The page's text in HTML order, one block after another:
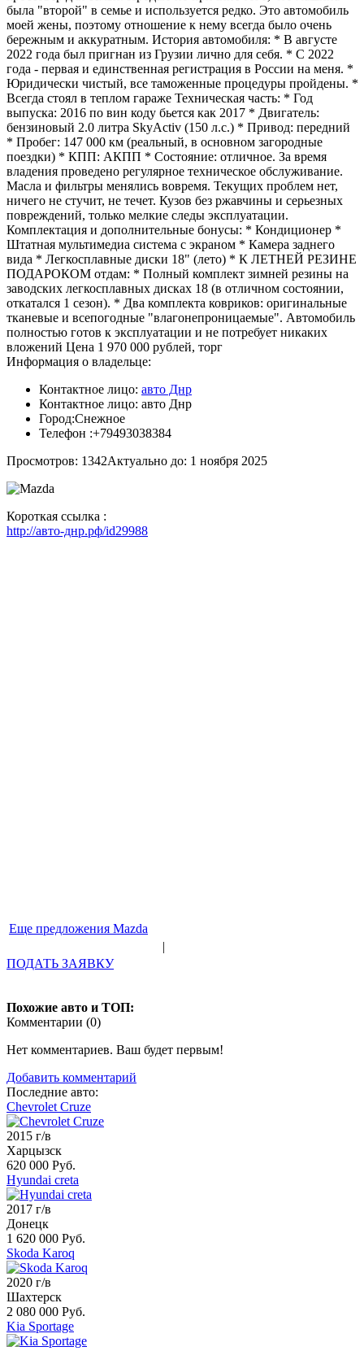
была "второй" в семье и используется редко. Это автомобиль
моей жены, поэтому отношение к нему всегда было очень
бережным и аккуратным. История автомобиля: * В августе
2022 года был пригнан из Грузии лично для себя. * С 2022
года - первая и единственная регистрация в России на меня. *
Юридически чистый, все таможенные процедуры пройдены. *
Всегда стоял в теплом гараже Техническая часть: * Год
выпуска: 2016 по вин коду бьется как 2017 * Двигатель:
бензиновый 2.0 литра SkyActiv (150 л.с.) * Привод: передний
* Пробег: 147 000 км (реальный, в основном загородные
поездки) * КПП: АКПП * Состояние: отличное. За время
владения проведено регулярное техническое обслуживание.
Масла и фильтры менялись вовремя. Текущих проблем нет,
ничего не стучит, не течет. Кузов без ржавчины и серьезных
повреждений, только мелкие следы эксплуатации.
Комплектация и дополнительные бонусы: * Кондиционер *
Штатная мультимедиа система с экраном * Камера заднего
вида * Легкосплавные диски 18" (лето) * К ЛЕТНЕЙ РЕЗИНЕ
ПОДАРОКОМ отдам: * Полный комплект зимней резины на
заводских легкосплавных дисках 18 (в отличном состоянии,
откатался 1 сезон). * Два комплекта ковриков: оригинальные
тканевые и всепогодные "влагонепроницаемые". Автомобиль
полностью готов к эксплуатации и не потребует никаких
вложений Цена 1 970 000 рублей, торг
Информация о владельце:
Контактное лицо: авто Днр
Контактное лицо: авто Днр
Город:Снежное
Телефон :+79493038384
Просмотров: 1342Актуально до: 1 ноября 2025
Короткая ссылка :
http://авто-днр.рф/id29988
Еще предложения Mazda
|
ПОДАТЬ ЗАЯВКУ
Похожие авто и ТОП:
Комментарии (0)
Нет комментариев. Ваш будет первым!
Добавить комментарий
Последние авто:
Chevrolet Cruze
2015 г/в
Харцызск
620 000 Руб.
Hyundai creta
2017 г/в
Донецк
1 620 000 Руб.
Skoda Karoq
2020 г/в
Шахтерск
2 080 000 Руб.
Kia Sportage